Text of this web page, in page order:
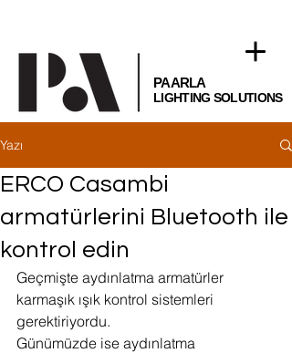
PAARLA
LIGHTING SOLUTIONS
Yazı
ERCO Casambi
armatürlerini Bluetooth ile
kontrol edin
Geçmişte aydınlatma armatürler
karmaşık ışık kontrol sistemleri
gerektiriyordu.
Günümüzde ise aydınlatma